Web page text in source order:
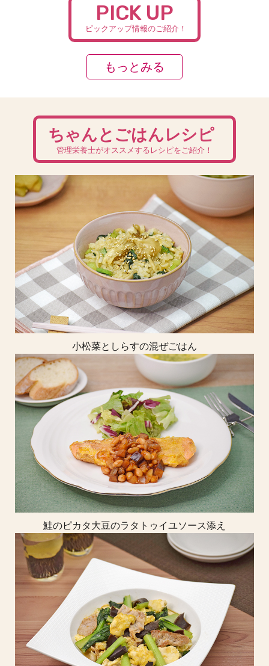
PICK UP
ピックアップ情報のご紹介！
もっとみる
ちゃんとごはんレシピ
管理栄養士がオススメするレシピをご紹介！
小松菜としらすの混ぜごはん
鮭のピカタ大豆のラタトゥイユソース添え